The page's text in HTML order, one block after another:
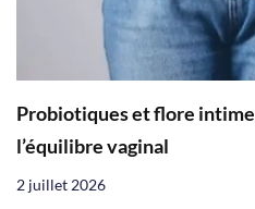
Probiotiques et flore
l’équilibre vaginal
2 juillet 2026